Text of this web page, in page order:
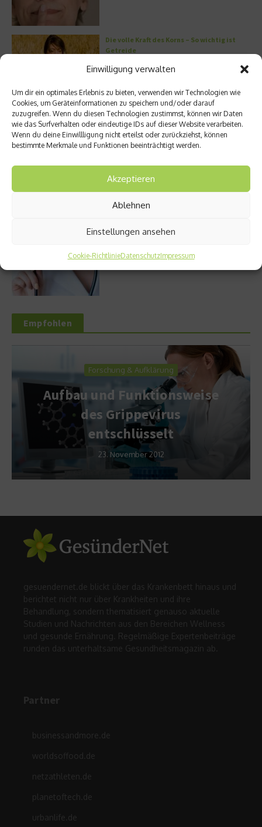
Einwilligung verwalten
Um dir ein optimales Erlebnis zu bieten, verwenden wir Technologien wie
Cookies, um Geräteinformationen zu speichern und/oder darauf
zuzugreifen. Wenn du diesen Technologien zustimmst, können wir Daten
wie das Surfverhalten oder eindeutige IDs auf dieser Website verarbeiten.
Wenn du deine Einwillligung nicht erteilst oder zurückziehst, können
bestimmte Merkmale und Funktionen beeinträchtigt werden.
Akzeptieren
Ablehnen
Einstellungen ansehen
Cookie-RichtlinieDatenschutzImpressum
Die volle Kraft des Korns – So wichtig ist
Getreide
Entzündung der Nebenhöhlen: Symptome
und verschiedene Formen
Stuhlgang – wie oft ist eigentlich normal?
Ursachen und Hilfe
Empfohlen
Forschung & Aufklärung
Aufbau und Funktionsweise
des Grippevirus
entschlüsselt
23. November 2012
gesuendernet.de blickt über das Krankenbett hinaus und
berichtet nicht nur über Krankheiten und ihre
Behandlung, sondern thematisiert genauso aktuelle
Studien und Nachrichten aus den Bereichen Wellness
und gesunde Ernährung. Regelmäßige Expertenbeiträge
runden das unterhaltsame Gesundheitsmagazin ab.
Partner
businessandmore.de
worldsoffood.de
netzathleten.de
planetoftech.de
urbanlife.de